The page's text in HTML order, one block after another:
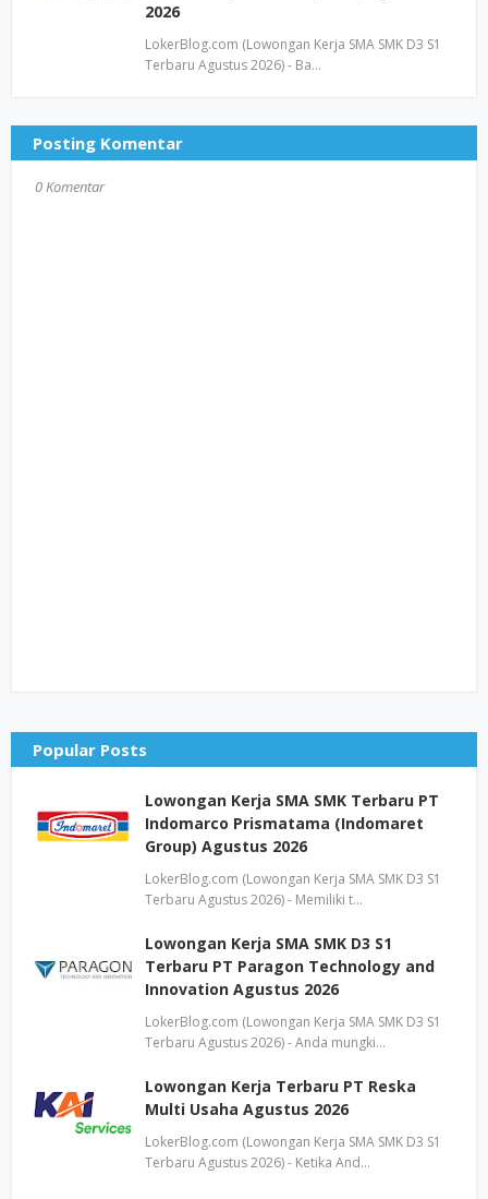
2026
LokerBlog.com (Lowongan Kerja SMA SMK D3 S1
Terbaru Agustus 2026) - Ba…
Posting Komentar
0 Komentar
Popular Posts
Lowongan Kerja SMA SMK Terbaru PT
Indomarco Prismatama (Indomaret
Group) Agustus 2026
LokerBlog.com (Lowongan Kerja SMA SMK D3 S1
Terbaru Agustus 2026) - Memiliki t…
Lowongan Kerja SMA SMK D3 S1
Terbaru PT Paragon Technology and
Innovation Agustus 2026
LokerBlog.com (Lowongan Kerja SMA SMK D3 S1
Terbaru Agustus 2026) - Anda mungki…
Lowongan Kerja Terbaru PT Reska
Multi Usaha Agustus 2026
LokerBlog.com (Lowongan Kerja SMA SMK D3 S1
Terbaru Agustus 2026) - Ketika And…